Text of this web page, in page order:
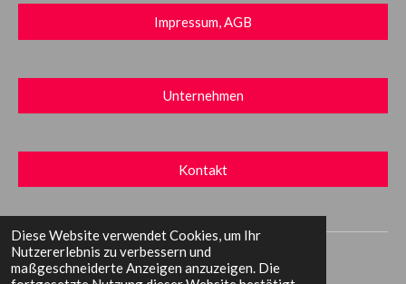
Diese Website verwendet Cookies, um Ihr
Nutzererlebnis zu verbessern und
maßgeschneiderte Anzeigen anzuzeigen. Die
Impressum, AGB
Unternehmen
Kontakt
© 2023 DLPV - Duo LaPerla Verlag